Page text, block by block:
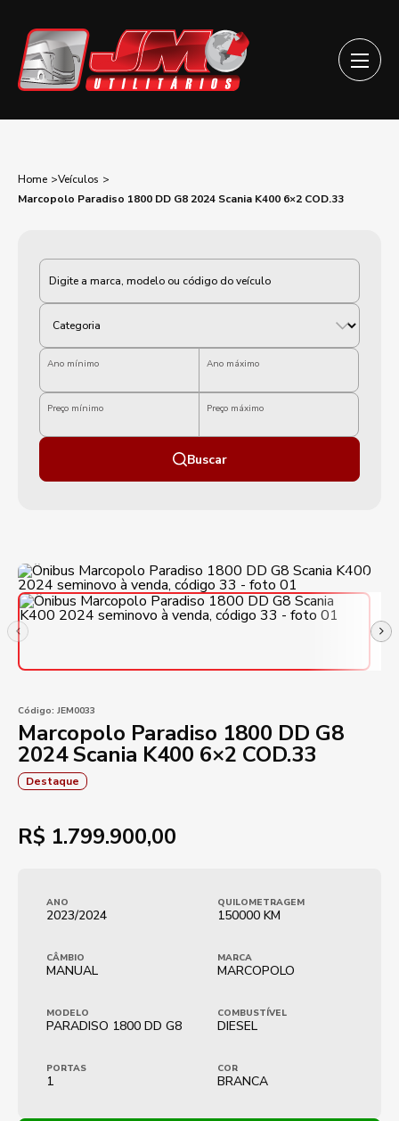
Home
Veículos
Marcopolo Paradiso 1800 DD G8 2024 Scania K400 6×2 COD.33
Categoria
Ano mínimo Ano máximo
Preço mínimo Preço máximo
Buscar
Código: JEM0033
Marcopolo Paradiso 1800 DD G8
2024 Scania K400 6×2 COD.33
Destaque
R$ 1.799.900,00
ANO
2023/2024
QUILOMETRAGEM
150000 KM
CÂMBIO
MANUAL
MARCA
MARCOPOLO
MODELO
PARADISO 1800 DD G8
COMBUSTÍVEL
DIESEL
PORTAS
1
COR
BRANCA